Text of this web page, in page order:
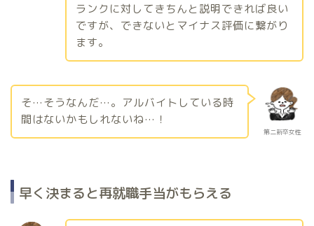
ランクに対してきちんと説明できれば良い
ですが、できないとマイナス評価に繋がり
ます。
第二新卒女性
そ…そうなんだ…。アルバイトしている時
間はないかもしれないね…！
早く決まると再就職手当がもらえる